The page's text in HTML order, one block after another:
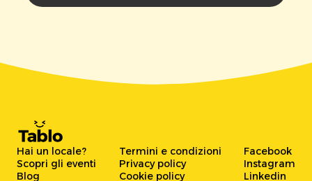
Hai un locale?
Scopri gli eventi
Blog
Termini e condizioni
Privacy policy
Cookie policy
Facebook
Instagram
Linkedin